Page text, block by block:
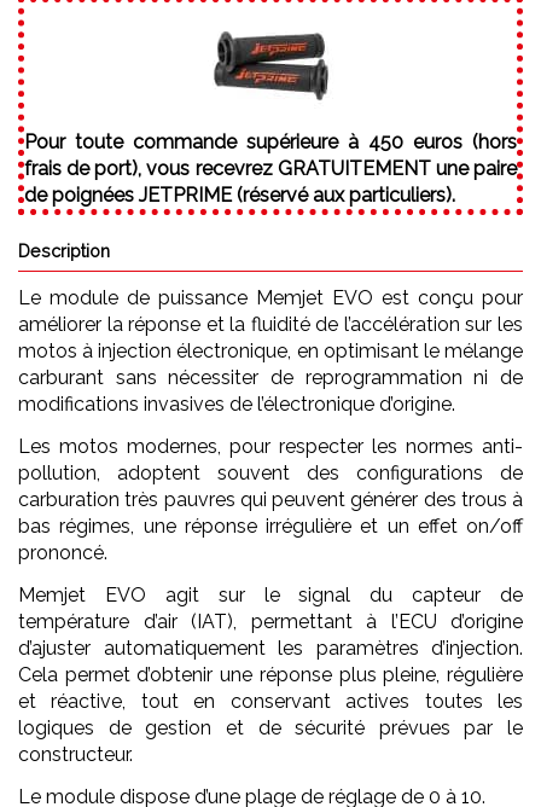
Pour toute commande supérieure à 450 euros (hors
frais de port), vous recevrez GRATUITEMENT une paire
de poignées JETPRIME (réservé aux particuliers).
Description
Le module de puissance Memjet EVO est conçu pour
améliorer la réponse et la fluidité de l’accélération sur les
motos à injection électronique, en optimisant le mélange
carburant sans nécessiter de reprogrammation ni de
modifications invasives de l’électronique d’origine.
Les motos modernes, pour respecter les normes anti-
pollution, adoptent souvent des configurations de
carburation très pauvres qui peuvent générer des trous à
bas régimes, une réponse irrégulière et un effet on/off
prononcé.
Memjet EVO agit sur le signal du capteur de
température d’air (IAT), permettant à l’ECU d’origine
d’ajuster automatiquement les paramètres d’injection.
Cela permet d’obtenir une réponse plus pleine, régulière
et réactive, tout en conservant actives toutes les
logiques de gestion et de sécurité prévues par le
constructeur.
Le module dispose d’une plage de réglage de 0 à 10.